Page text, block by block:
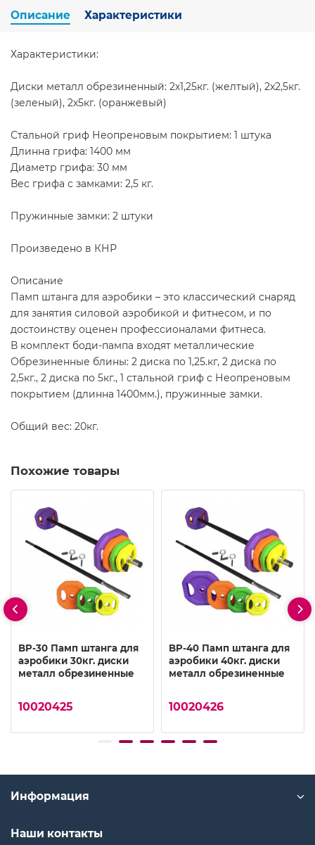
Описание Характеристики
Характеристики:
Диски металл обрезиненный: 2х1,25кг. (желтый), 2х2,5кг.
(зеленый), 2х5кг. (оранжевый)
Стальной гриф Неопреновым покрытием: 1 штука
Длинна грифа: 1400 мм
Диаметр грифа: 30 мм
Вес грифа с замками: 2,5 кг.
Пружинные замки: 2 штуки
Произведено в КНР
Описание
Памп штанга для аэробики – это классический снаряд
для занятия силовой аэробикой и фитнесом, и по
достоинству оценен профессионалами фитнеса.
В комплект боди-пампа входят металлические
Обрезиненные блины: 2 диска по 1,25.кг, 2 диска по
2,5кг., 2 диска по 5кг., 1 стальной гриф с Неопреновым
покрытием (длинна 1400мм.), пружинные замки.
Общий вес: 20кг.
Похожие товары
BP-30 Памп штанга для
аэробики 30кг. диски
металл обрезиненные
10020425
BP-40 Памп штанга для
аэробики 40кг. диски
металл обрезиненные
10020426
Информация
Наши контакты